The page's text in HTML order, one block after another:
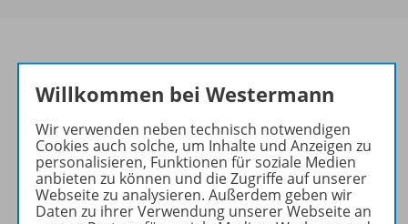
Produktinformationen
Beschreibung
Willkommen bei Westermann
Wir verwenden neben technisch notwendigen
Cookies auch solche, um Inhalte und Anzeigen zu
personalisieren, Funktionen für soziale Medien
anbieten zu können und die Zugriffe auf unserer
Webseite zu analysieren. Außerdem geben wir
Daten zu ihrer Verwendung unserer Webseite an